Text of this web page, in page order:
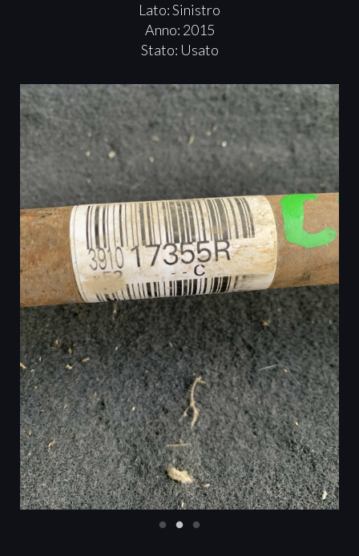
Lato: Sinistro
Anno: 2015
Stato: Usato